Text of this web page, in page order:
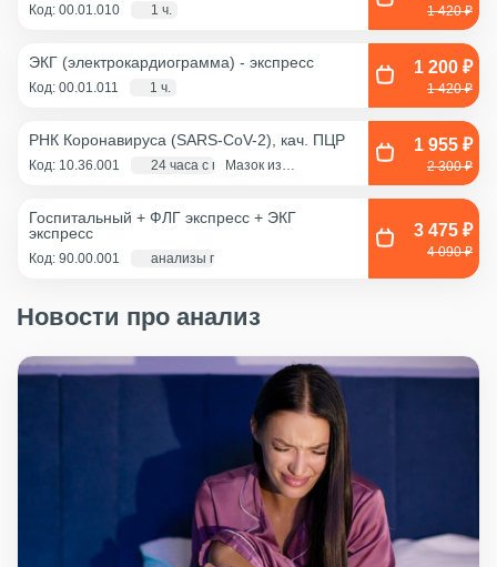
Код: 00.01.010 1 ч. 1 420 ₽
ЭКГ (электрокардиограмма) - экспресс
Код: 00.01.011 1 ч.
1 200 ₽
1 420 ₽
РНК Коронавируса (SARS-CoV-2), кач. ПЦР
Код: 10.36.001 24 часа с момента взятия биоматериала
Мазок из
1 955 ₽
2 300 ₽
Госпитальный + ФЛГ экспресс + ЭКГ
экспресс
Код: 90.00.001 анализы по крови - 1 д., экг и флг - 1 час
3 475 ₽
4 090 ₽
Новости про анализ